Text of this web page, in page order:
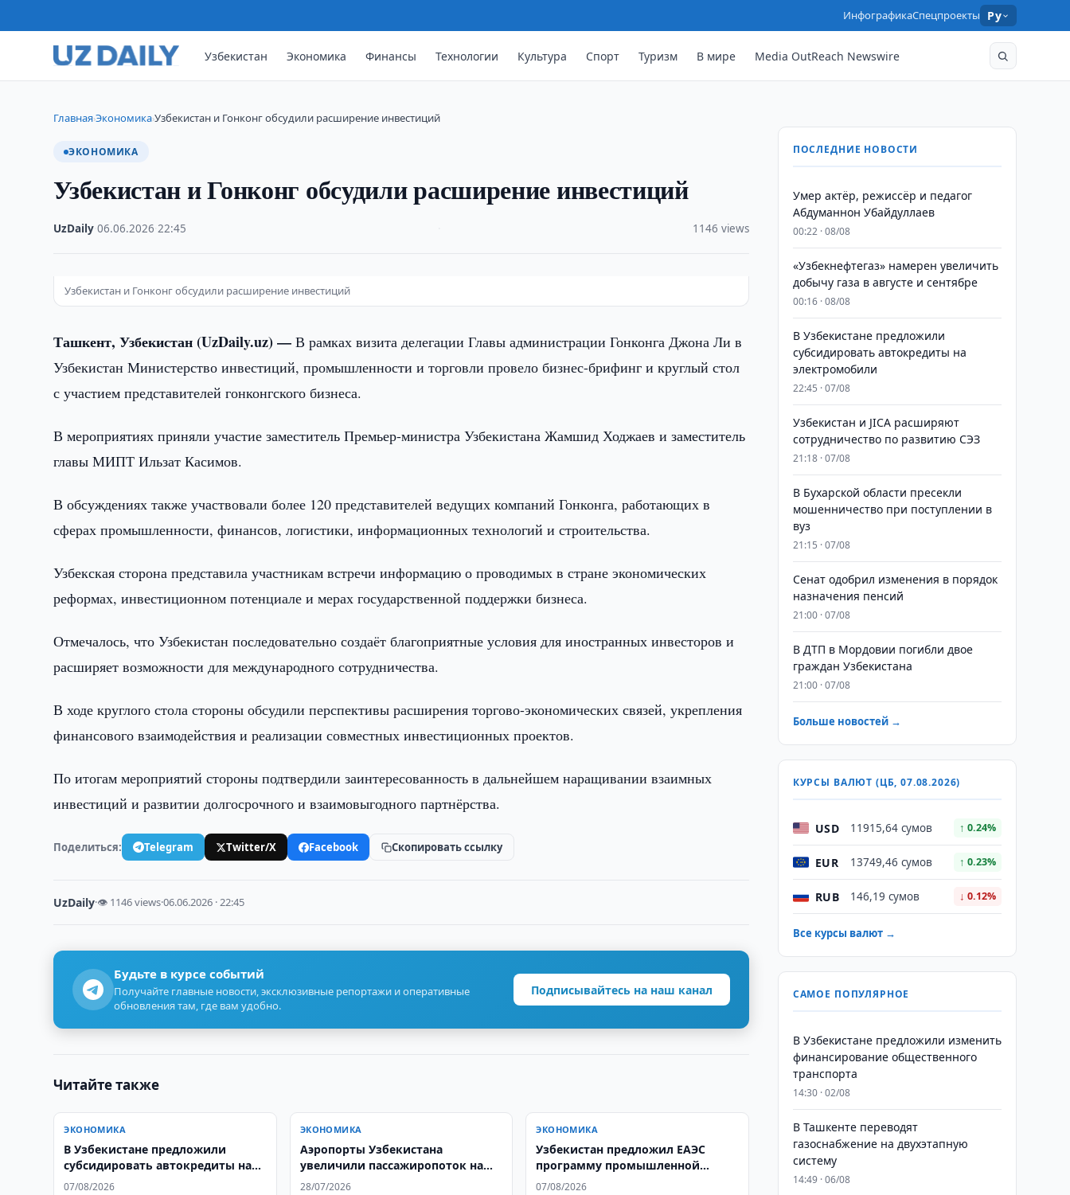
ИнфографикаСпецпроекты Ру
Узбекистан Экономика Финансы Технологии Культура Спорт Туризм В мире Media OutReach Newswire
Главная›Экономика›Узбекистан и Гонконг обсудили расширение инвестиций
ЭКОНОМИКА
Узбекистан и Гонконг обсудили расширение инвестиций
UzDaily ·06.06.2026 ·22:45 1146 views
Узбекистан и Гонконг обсудили расширение инвестиций
Ташкент, Узбекистан (UzDaily.uz) —В рамках визита делегации Главы администрации Гонконга Джона Ли в
Узбекистан Министерство инвестиций, промышленности и торговли провело бизнес-брифинг и круглый стол
с участием представителей гонконгского бизнеса.
В мероприятиях приняли участие заместитель Премьер-министра Узбекистана Жамшид Ходжаев и заместитель
главы МИПТ Ильзат Касимов.
В обсуждениях также участвовали более 120 представителей ведущих компаний Гонконга, работающих в
сферах промышленности, финансов, логистики, информационных технологий и строительства.
Узбекская сторона представила участникам встречи информацию о проводимых в стране экономических
реформах, инвестиционном потенциале и мерах государственной поддержки бизнеса.
Отмечалось, что Узбекистан последовательно создаёт благоприятные условия для иностранных инвесторов и
расширяет возможности для международного сотрудничества.
В ходе круглого стола стороны обсудили перспективы расширения торгово-экономических связей, укрепления
финансового взаимодействия и реализации совместных инвестиционных проектов.
По итогам мероприятий стороны подтвердили заинтересованность в дальнейшем наращивании взаимных
инвестиций и развитии долгосрочного и взаимовыгодного партнёрства.
Поделиться: Telegram Twitter/X Facebook Скопировать ссылку
UzDaily·👁 1146 views·06.06.2026 · 22:45
Будьте в курсе событий
Получайте главные новости, эксклюзивные репортажи и оперативные
обновления там, где вам удобно.
Подписывайтесь на наш канал
Читайте также
ЭКОНОМИКА
В Узбекистане предложили
субсидировать автокредиты на
электромобили
07/08/2026
ЭКОНОМИКА
Аэропорты Узбекистана
увеличили пассажиропоток на
16%
28/07/2026
ЭКОНОМИКА
Узбекистан предложил ЕАЭС
программу промышленной
кооперации
07/08/2026
ПОСЛЕДНИЕ НОВОСТИ
Умер актёр, режиссёр и педагог
Абдуманнон Убайдуллаев
00:22 · 08/08
«Узбекнефтегаз» намерен увеличить
добычу газа в августе и сентябре
00:16 · 08/08
В Узбекистане предложили
субсидировать автокредиты на
электромобили
22:45 · 07/08
Узбекистан и JICA расширяют
сотрудничество по развитию СЭЗ
21:18 · 07/08
В Бухарской области пресекли
мошенничество при поступлении в
вуз
21:15 · 07/08
Сенат одобрил изменения в порядок
назначения пенсий
21:00 · 07/08
В ДТП в Мордовии погибли двое
граждан Узбекистана
21:00 · 07/08
Больше новостей →
КУРСЫ ВАЛЮТ (ЦБ, 07.08.2026)
USD 11915,64 сумов ↑ 0.24%
EUR 13749,46 сумов ↑ 0.23%
RUB 146,19 сумов ↓ 0.12%
Все курсы валют →
САМОЕ ПОПУЛЯРНОЕ
В Узбекистане предложили изменить
финансирование общественного
транспорта
14:30 · 02/08
В Ташкенте переводят
газоснабжение на двухэтапную
систему
14:49 · 06/08